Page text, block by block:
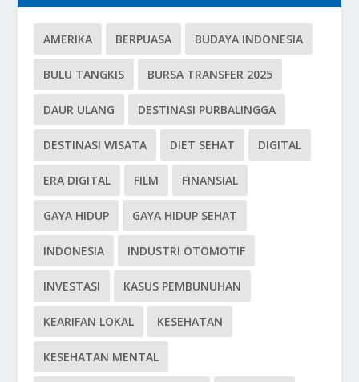
AMERIKA BERPUASA BUDAYA INDONESIA
BULU TANGKIS BURSA TRANSFER 2025
DAUR ULANG DESTINASI PURBALINGGA
DESTINASI WISATA DIET SEHAT DIGITAL
ERA DIGITAL FILM FINANSIAL
GAYA HIDUP GAYA HIDUP SEHAT
INDONESIA INDUSTRI OTOMOTIF
INVESTASI KASUS PEMBUNUHAN
KEARIFAN LOKAL KESEHATAN
KESEHATAN MENTAL